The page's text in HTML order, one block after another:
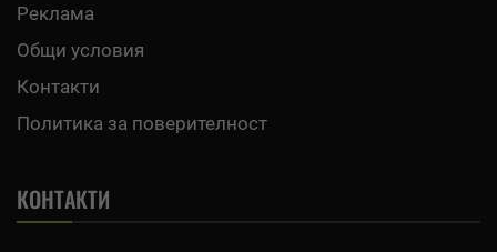
Реклама
Общи условия
Контакти
Политика за поверителност
КОНТАКТИ